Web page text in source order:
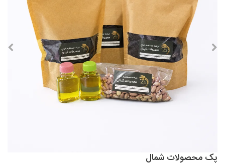
پک محصولات شمال